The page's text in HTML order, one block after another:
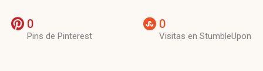
0
Pins de Pinterest
0
Visitas en StumbleUpon